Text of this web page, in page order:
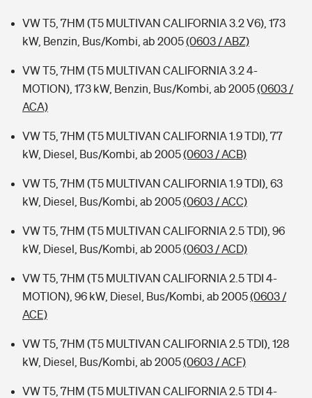
VW T5, 7HM (T5 MULTIVAN CALIFORNIA 3.2 V6), 173
kW, Benzin, Bus/Kombi, ab 2005(0603 / ABZ)
VW T5, 7HM (T5 MULTIVAN CALIFORNIA 3.2 4-
MOTION), 173 kW, Benzin, Bus/Kombi, ab 2005(0603 /
ACA)
VW T5, 7HM (T5 MULTIVAN CALIFORNIA 1.9 TDI), 77
kW, Diesel, Bus/Kombi, ab 2005(0603 / ACB)
VW T5, 7HM (T5 MULTIVAN CALIFORNIA 1.9 TDI), 63
kW, Diesel, Bus/Kombi, ab 2005(0603 / ACC)
VW T5, 7HM (T5 MULTIVAN CALIFORNIA 2.5 TDI), 96
kW, Diesel, Bus/Kombi, ab 2005(0603 / ACD)
VW T5, 7HM (T5 MULTIVAN CALIFORNIA 2.5 TDI 4-
MOTION), 96 kW, Diesel, Bus/Kombi, ab 2005(0603 /
ACE)
VW T5, 7HM (T5 MULTIVAN CALIFORNIA 2.5 TDI), 128
kW, Diesel, Bus/Kombi, ab 2005(0603 / ACF)
VW T5, 7HM (T5 MULTIVAN CALIFORNIA 2.5 TDI 4-